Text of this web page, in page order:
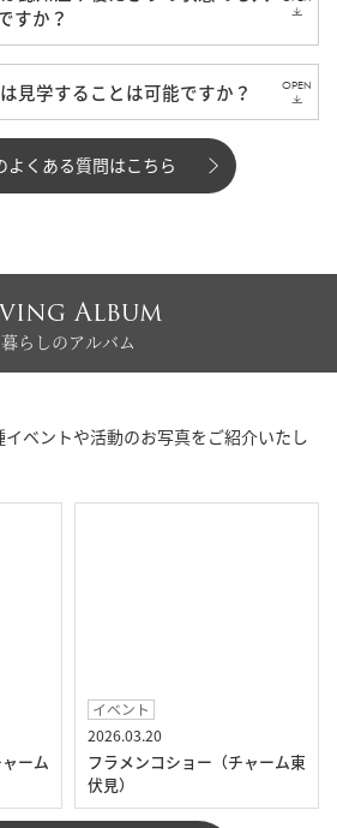
すか？
見学することは可能ですか？ OPEN
よくある質問はこちら
Album
暮らしのアルバム
ベントや活動のお写真をご紹介いたし
ーム
イベント
2026.03.20
フラメンコショー（チャーム東
伏見）